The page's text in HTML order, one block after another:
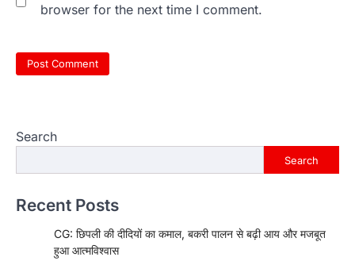
browser for the next time I comment.
Search
Search
Recent Posts
CG: छिपली की दीदियों का कमाल, बकरी पालन से बढ़ी आय और मजबूत
हुआ आत्मविश्वास